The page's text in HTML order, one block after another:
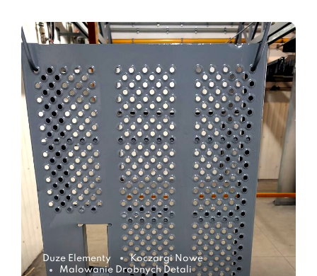
Duze Elementy
Koczargi Nowe
Malowanie Drobnych Detali